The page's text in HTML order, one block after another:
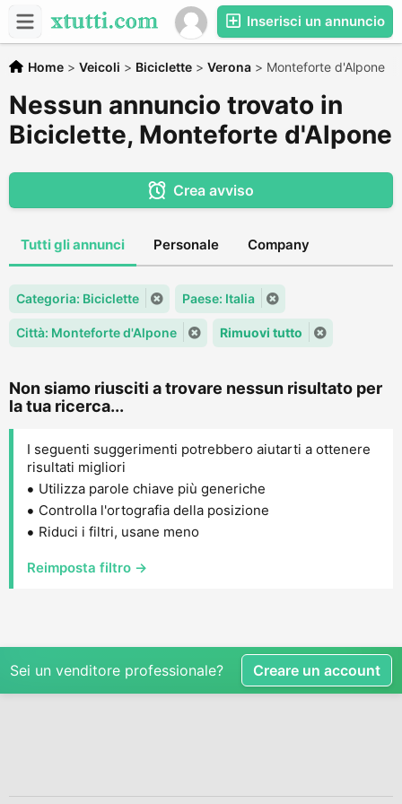
Inserisci un annuncio
Home > Veicoli > Biciclette > Verona > Monteforte d'Alpone
Nessun annuncio trovato in
Biciclette, Monteforte d'Alpone
Crea avviso
Tutti gli annunci Personale Company
Categoria: Biciclette Paese: Italia
Città: Monteforte d'Alpone Rimuovi tutto
Non siamo riusciti a trovare nessun risultato per
la tua ricerca...
I seguenti suggerimenti potrebbero aiutarti a ottenere
risultati migliori
Utilizza parole chiave più generiche
Controlla l'ortografia della posizione
Riduci i filtri, usane meno
Reimposta filtro →
Sei un venditore professionale? Creare un account